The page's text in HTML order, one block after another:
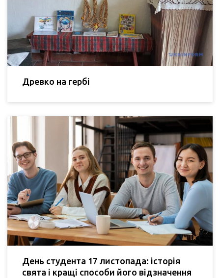
Древко на гербі
День студента 17 листопада: історія
свята і кращі способи його відзначення